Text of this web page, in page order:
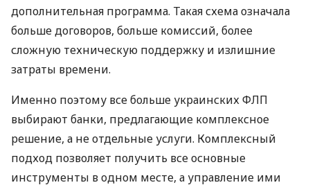
дополнительная программа. Такая схема означала
больше договоров, больше комиссий, более
сложную техническую поддержку и излишние
затраты времени.
Именно поэтому все больше украинских ФЛП
выбирают банки, предлагающие комплексное
решение, а не отдельные услуги. Комплексный
подход позволяет получить все основные
инструменты в одном месте, а управление ими